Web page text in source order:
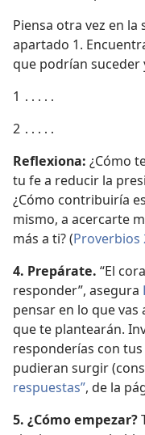
Piensa otra vez en
apartado 1.
que podrían suceder
1 ․․․․․
2 ․․․․․
Reflexiona: ¿Cómo
tu fe a reducir la
¿Cómo contribuiría
mismo, a acercarte
más a ti? (Proverbios
4. Prepárate. “El
responder”, asegura
pensar en lo que vas
que te plantearán.
responderías con
pudieran surgir
respuestas”, de la
5. ¿Cómo empezar?